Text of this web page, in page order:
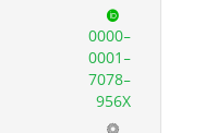
0000-
0001-
7078-
956X